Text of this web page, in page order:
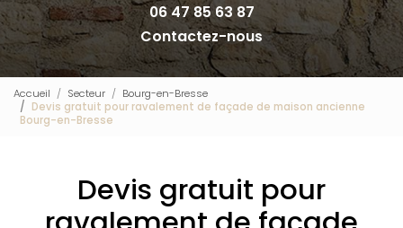
06 47 85 63 87
Contactez-nous
Accueil Secteur
Bourg-en-Bresse
Devis gratuit pour ravalement de façade de maison ancienne
Bourg-en-Bresse
Devis gratuit pour